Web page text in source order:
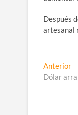
Después
artesanal
de
Anterior
Dólar